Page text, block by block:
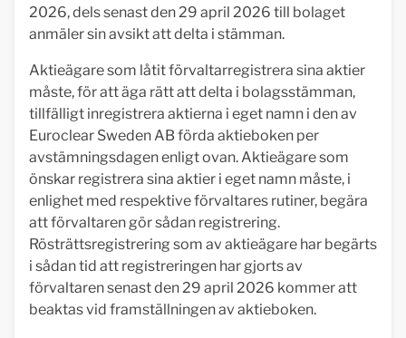
2026, dels senast den 29 april 2026 till bolaget
anmäler sin avsikt att delta i stämman.
Aktieägare som låtit förvaltarregistrera sina aktier
måste, för att äga rätt att delta i bolagsstämman,
tillfälligt inregistrera aktierna i eget namn i den av
Euroclear Sweden AB förda aktieboken per
avstämnings­dagen enligt ovan. Aktieägare som
önskar registrera sina aktier i eget namn måste, i
enlighet med respektive förvaltares rutiner, begära
att förvaltaren gör sådan registrering.
Rösträttsregistrering som av aktieägare har begärts
i sådan tid att registreringen har gjorts av
förvaltaren senast den 29 april 2026 kommer att
beaktas vid framställningen av aktieboken.